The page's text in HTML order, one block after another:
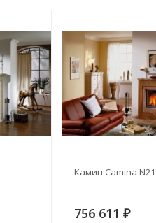
Камин Camina N21
756 611₽